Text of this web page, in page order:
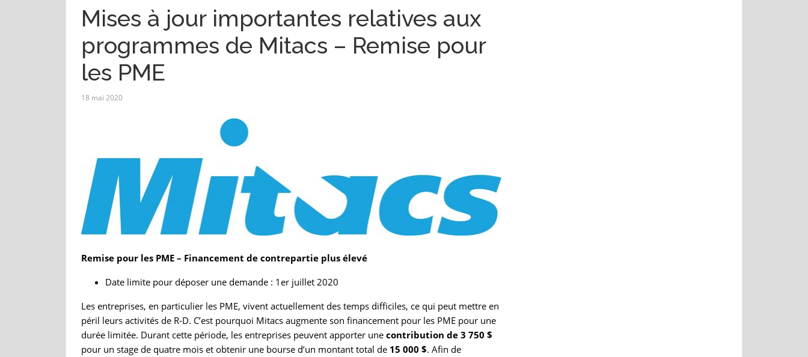
Mises à jour importantes relatives aux
programmes de Mitacs – Remise pour
les PME
18 mai 2020
Remise pour les PME – Financement de contrepartie plus élevé
Date limite pour déposer une demande : 1er juillet 2020
Les entreprises, en particulier les PME, vivent actuellement des temps difficiles, ce qui peut mettre en
péril leurs activités de R-D. C’est pourquoi Mitacs augmente son financement pour les PME pour une
durée limitée. Durant cette période, les entreprises peuvent apporter une contribution de 3 750 $
pour un stage de quatre mois et obtenir une bourse d’un montant total de 15 000 $. Afin de